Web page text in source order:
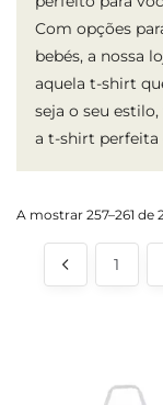
Com opções
bebés, a nossa
aquela t-shirt
seja o seu
a t-shirt perfeita
A mostrar 257–261 de
1